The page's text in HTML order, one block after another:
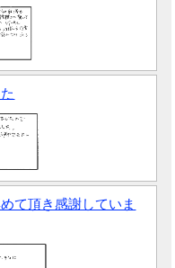
て頂き感謝していま